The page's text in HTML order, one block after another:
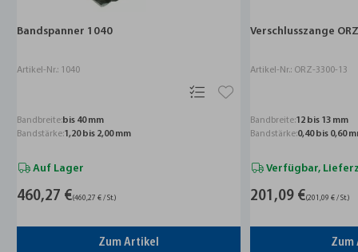
Bandspanner 1040
Artikel-Nr.: 1040
Bandbreite:bis 40 mm
Bandstärke:1,20 bis 2,00 mm
Auf Lager
460,27 €(460,27 € / St.)
Zum Artikel
Verschlusszange
Artikel-Nr.: ORZ-3300-13
Bandbreite:12 bis 13 mm
Bandstärke:0,40 bis 0,60
Verfügbar,
201,09 €(201,09 € / St.)
Zum